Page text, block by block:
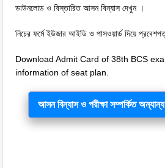
ডাউনলোড ও বিস্তারিত আসন বিন্যাস দেখুন ।
নিচের ফর্মে ইউজার আইডি ও পাসওয়ার্ড দিয়ে
Download Admit Card of 38th BCS
information of seat plan.
আসন বিন্যাস ও পরীক্ষা সম্পর্কিত